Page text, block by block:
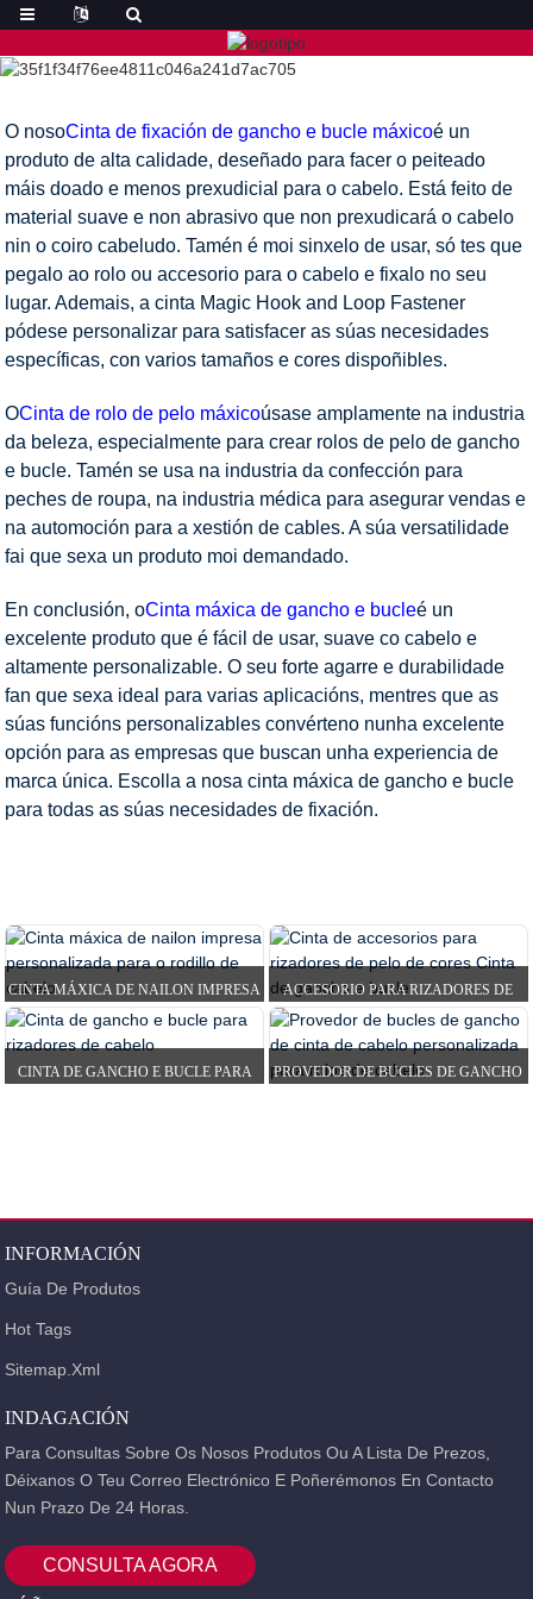
CASA PRODUTOS
CINTA DE GANCHO E BUCLE
CINTA DE ROLO DE PELO MÁXICO
O nosoCinta de fixación de gancho e bucle máxicoé un
produto de alta calidade, deseñado para facer o peiteado
máis doado e menos prexudicial para o cabelo. Está feito de
material suave e non abrasivo que non prexudicará o cabelo
nin o coiro cabeludo. Tamén é moi sinxelo de usar, só tes que
pegalo ao rolo ou accesorio para o cabelo e fixalo no seu
lugar. Ademais, a cinta Magic Hook and Loop Fastener
pódese personalizar para satisfacer as súas necesidades
específicas, con varios tamaños e cores dispoñibles.
OCinta de rolo de pelo máxicoúsase amplamente na industria
da beleza, especialmente para crear rolos de pelo de gancho
e bucle. Tamén se usa na industria da confección para
peches de roupa, na industria médica para asegurar vendas e
na automoción para a xestión de cables. A súa versatilidade
fai que sexa un produto moi demandado.
En conclusión, oCinta máxica de gancho e bucleé un
excelente produto que é fácil de usar, suave co cabelo e
altamente personalizable. O seu forte agarre e durabilidade
fan que sexa ideal para varias aplicacións, mentres que as
súas funcións personalizables convérteno nunha excelente
opción para as empresas que buscan unha experiencia de
marca única. Escolla a nosa cinta máxica de gancho e bucle
para todas as súas necesidades de fixación.
CINTA MÁXICA DE NAILON IMPRESA
PERSONALIZADA PARA CABELO...
ACCESORIO PARA RIZADORES DE
PELO DE CORES, GANCHO E GANCHO
DE CINTA...
CINTA DE GANCHO E BUCLE PARA PROVEDOR DE BUCLES DE GANCHO
INFORMACIÓN
Guía De Produtos
Hot Tags
Sitemap.xml
INDAGACIÓN
Para Consultas Sobre Os Nosos Produtos Ou A Lista De Prezos,
Déixanos O Teu Correo Electrónico E Poñerémonos En Contacto
Nun Prazo De 24 Horas.
CONSULTA AGORA